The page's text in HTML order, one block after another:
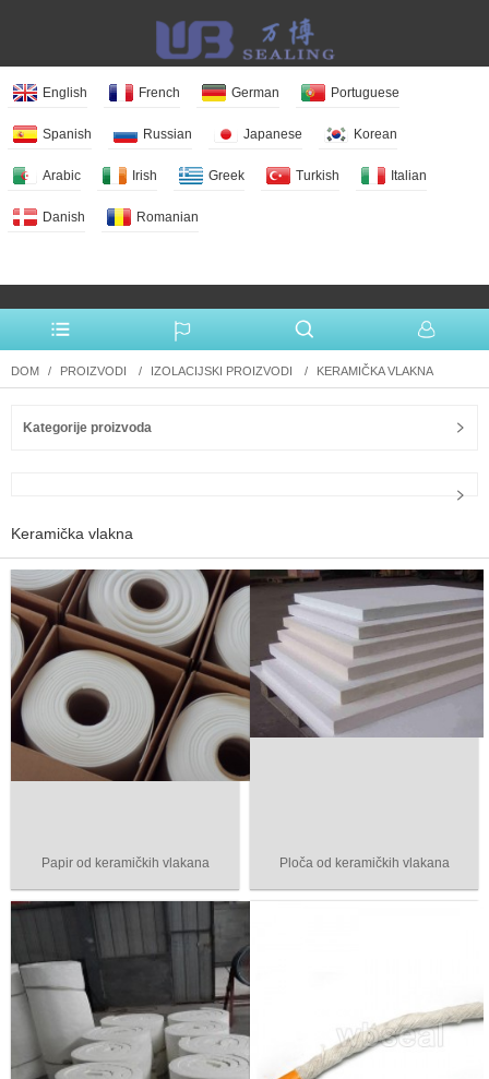
English French German Portuguese
Spanish Russian Japanese Korean
Arabic Irish Greek Turkish Italian
Danish Romanian
DOM PROIZVODI IZOLACIJSKI PROIZVODI KERAMIČKA VLAKNA
Kategorije proizvoda
Keramička vlakna
Papir od keramičkih vlakana Ploča od keramičkih vlakana